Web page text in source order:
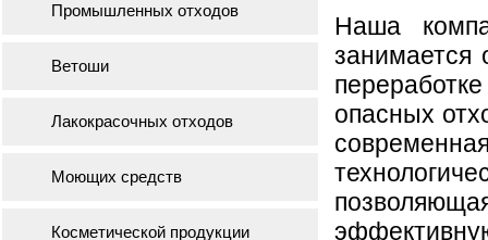
Наша
занимается
опасных
Промышленных отходов
Ветоши
Лакокрасочных отходов
Моющих средств
Косметической продукции